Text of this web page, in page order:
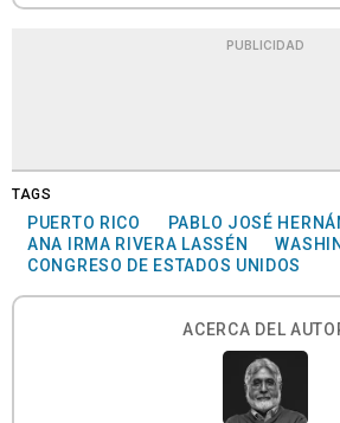
PUBLICIDAD
TAGS
PUERTO RICO
PABLO JOSÉ
ANA IRMA RIVERA LASSÉN
CONGRESO DE ESTADOS UNIDOS
ACERCA DEL